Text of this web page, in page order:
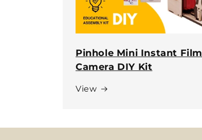
Pinhole Mini Instant Film
Camera DIY Kit
View